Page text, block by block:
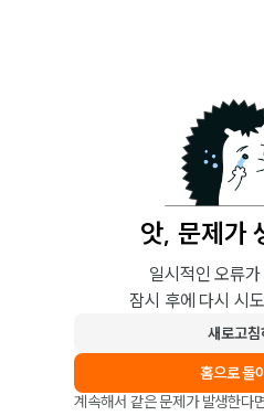
앗, 문제가
일시적인 오류
잠시 후에 다시 시
새로고침
홈으로 돌
계속해서 같은 문제가 발생한다